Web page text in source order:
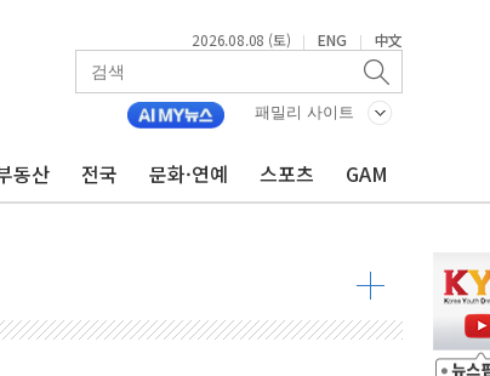
2026.08.08 (토) | ENG | 中文
패밀리 사이트
동산 전국 문화·연예 스포츠 GAM
협에 맞설 자체 억지력 강화
상봉쇄 영향